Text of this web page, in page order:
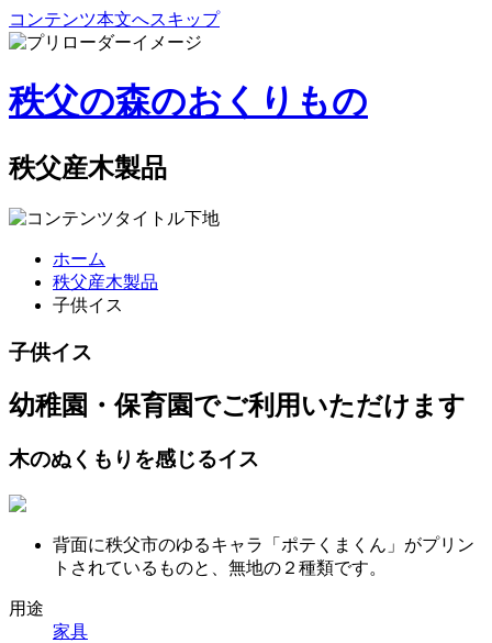
コンテンツ本文へスキップ
秩父の森のおくりもの
秩父産木製品
ホーム
秩父産木製品
子供イス
子供イス
幼稚園・保育園でご利用いただけます
木のぬくもりを感じるイス
背面に秩父市のゆるキャラ「ポテくまくん」がプリン
トされているものと、無地の２種類です。
用途
家具